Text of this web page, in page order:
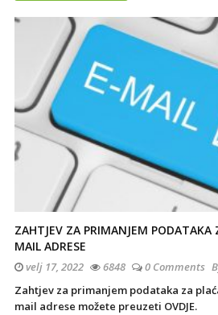
ZAHTJEV ZA PRIMANJEM PODATAKA
MAIL ADRESE
velj 17, 2022 6848 0 Comments
Zahtjev za primanjem podataka za
mail adrese možete preuzeti OVDJE.